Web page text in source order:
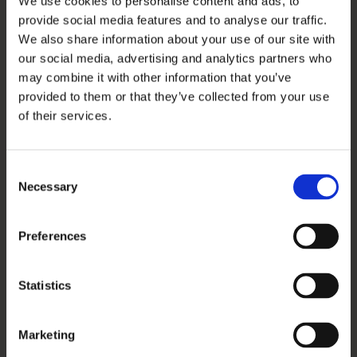
provide social media features and to analyse our traffic.
We also share information about your use of our site with
our social media, advertising and analytics partners who
may combine it with other information that you’ve
provided to them or that they’ve collected from your use
of their services.
Selection
Necessary
Preferences
Statistics
Marketing
Bestyrelsesmedlem
En elev eller en forælder kan
tildeles denne rettighed, som
giver de samme muligheder
som en kontaktforælder.
Derudover kan
kontaktforældrenes
kontaktinformationer.
Brug grupper som
Giver brugere af profiltypen
medarbejder, forælder eller
elev mulighed for at oprette
beskeder til, og dele albums
med grupper på institutionen,